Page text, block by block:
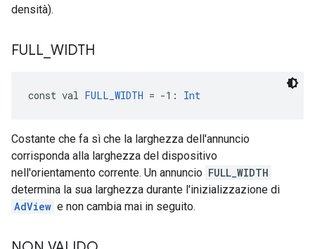
densità).
FULL WIDTH
const val FULL_WIDTH = -1: Int
Costante che fa sì che la larghezza dell'annuncio
corrisponda alla larghezza del dispositivo
nell'orientamento corrente. Un annuncio FULL_WIDTH
determina la sua larghezza durante l'inizializzazione di
AdView e non cambia mai in seguito.